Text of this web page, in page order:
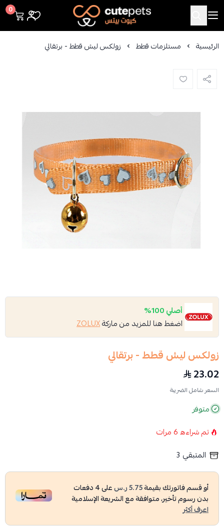
Cutepets
0
الرئيسية مستلزمات قطط زولكس ليش قطط - برتقالي
أصلي 100%
اضغط هنا للمزيد من ماركةZOLUX
زولكس ليش قطط - برتقالي
23.02
السعر شامل الضريبة
متوفر
تم شراءه6مرات
المتبقي 3
أو قسم فاتورتك بقيمة5.75 ر.س على4دفعات
بدون رسوم تأخير، متوافقة مع الشريعة الإسلامية
اعرف أكثر